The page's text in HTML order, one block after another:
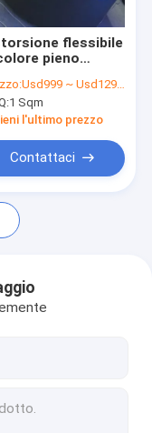
flessibile
pieno
RGB IP43 LED
Usd999 ~ Usd1299 / Sqm ( price is negotiable )
1 Sqm
l'ultimo prezzo
Contattaci